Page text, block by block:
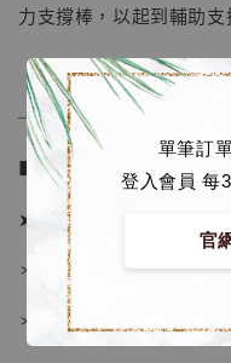
單筆訂
登入會員 每
官
力支撐棒，以起到輔助支
■ 販售資訊 (NT$)：
➤ 價格 30880元 (訂金
＊ 國際運費另計
＊ 刷卡免手續費